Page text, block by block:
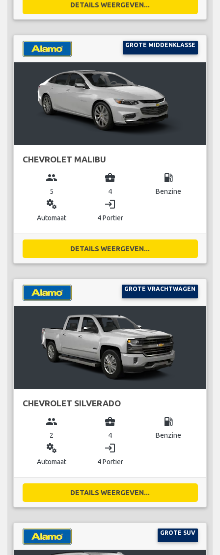
DETAILS WEERGEVEN...
GROTE MIDDENKLASSE
CHEVROLET MALIBU
group
5
business_center
4
local_gas_station
Benzine
miscellaneous_services
Automaat
login
4 Portier
DETAILS WEERGEVEN...
GROTE VRACHTWAGEN
CHEVROLET SILVERADO
group
2
business_center
4
local_gas_station
Benzine
miscellaneous_services
Automaat
login
4 Portier
DETAILS WEERGEVEN...
GROTE SUV